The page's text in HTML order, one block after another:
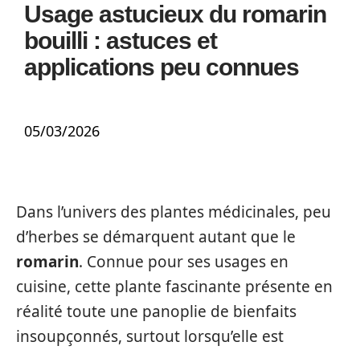
Usage astucieux du romarin
bouilli : astuces et
applications peu connues
05/03/2026
Dans l’univers des plantes médicinales, peu
d’herbes se démarquent autant que le
romarin. Connue pour ses usages en
cuisine, cette plante fascinante présente en
réalité toute une panoplie de bienfaits
insoupçonnés, surtout lorsqu’elle est